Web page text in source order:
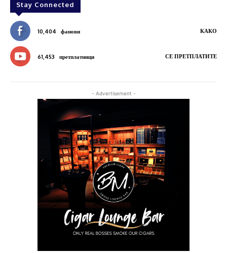
Stay Connected
10,404 фанови КАКО
61,453 претплатници СЕ ПРЕТПЛАТИТЕ
- Advertisement -